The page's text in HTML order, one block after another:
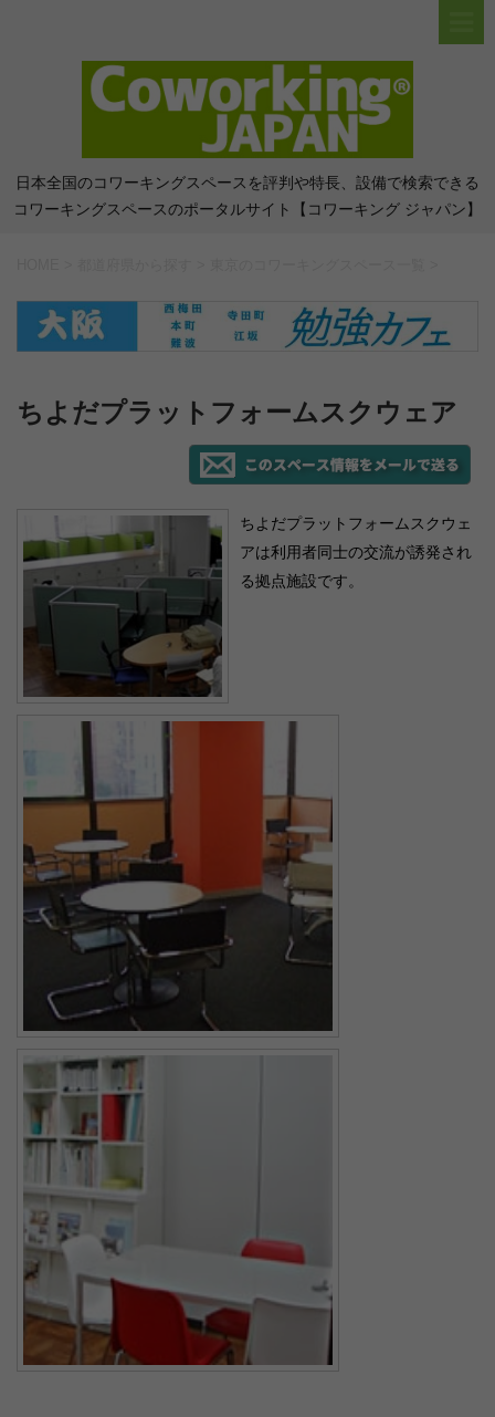
日本全国のコワーキングスペースを評判や特長、設備で検索できる
コワーキングスペースのポータルサイト【コワーキング ジャパン】
ちよだプラットフォームスクウェア
ちよだプラットフォームスクウェ
アは利用者同士の交流が誘発され
る拠点施設です。